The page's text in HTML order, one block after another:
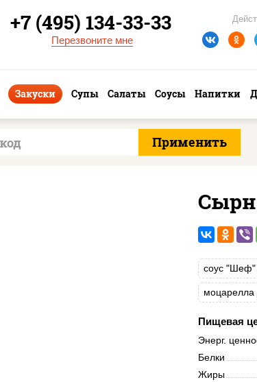
+7 (495) 134-33-33
Перезвоните мне
Закуски Супы Салаты Соусы Напитки
соус "Шеф"
Пищевая
Энерг.
Белки
Жиры